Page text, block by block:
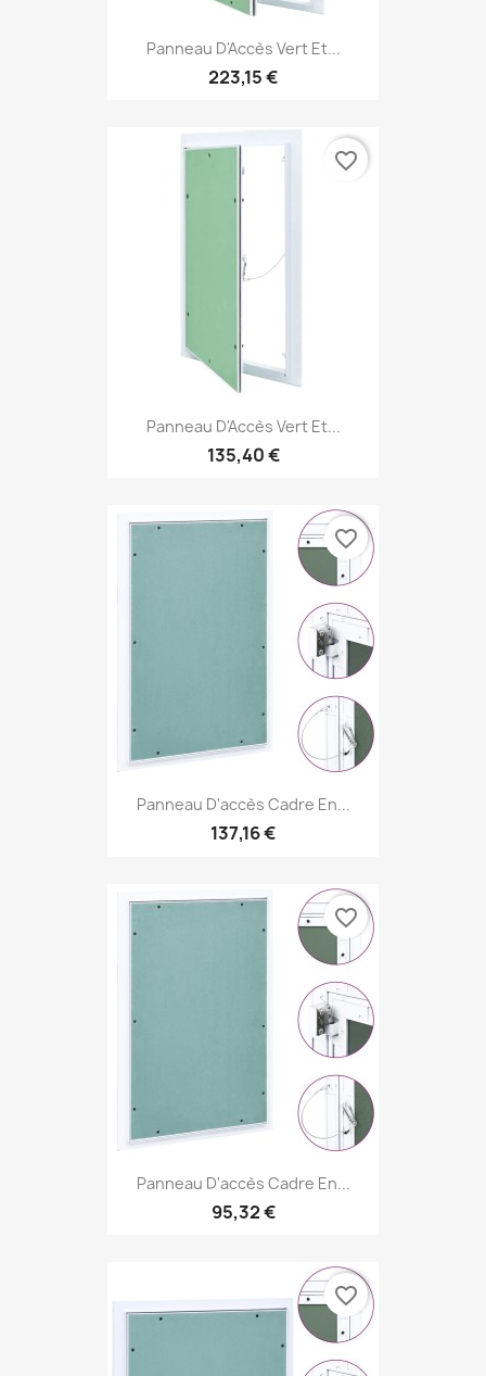
Panneau D'Accès Vert Et...
223,15 €
Panneau D'Accès Vert Et...
135,40 €
favorite_border
Panneau D'accès Cadre En...
137,16 €
favorite_border
Panneau D'accès Cadre En...
95,32 €
favorite_border
favorite_border